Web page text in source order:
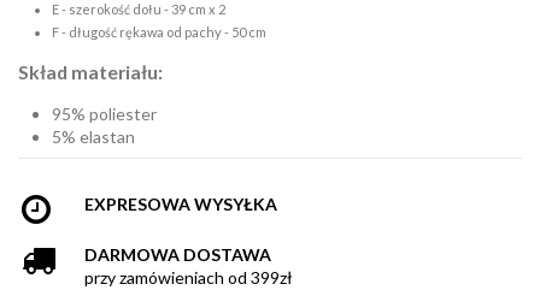
E - szerokość dołu - 39 cm x 2
F - długość rękawa od pachy - 50 cm
Skład materiału:
95% poliester
5% elastan
EXPRESOWA WYSYŁKA
DARMOWA DOSTAWA
przy zamówieniach od 399zł